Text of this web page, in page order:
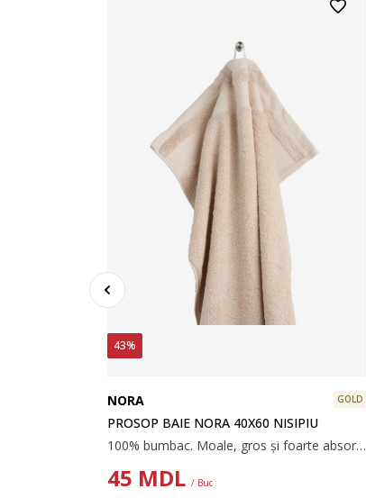
43%
NORA GOLD
PROSOP BAIE NORA 40X60 NISIPIU
100% bumbac. Moale, gros și foarte absorbant. 600 g/m². 40x60 cm
45 MDL / Buc